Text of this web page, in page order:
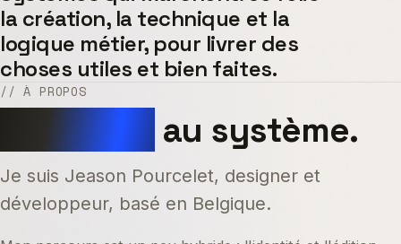
la création, la technique et la
logique métier, pour livrer des
choses utiles et bien faites.
// À PROPOS
au système.
Je suis Jeason Pourcelet, designer et
développeur, basé en Belgique.